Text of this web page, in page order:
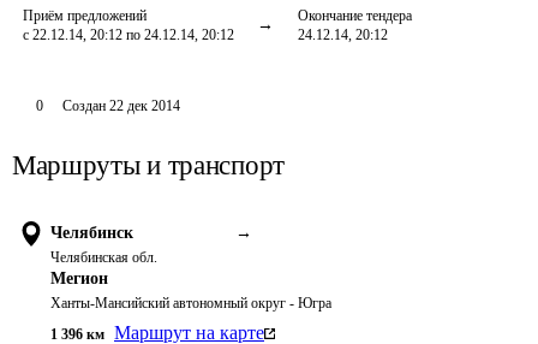
Приём предложений
с 22.12.14, 20:12 по 24.12.14, 20:12
Окончание тендера
24.12.14, 20:12
0 Создан 22 дек 2014
Маршруты и транспорт
Челябинск →
Челябинская обл.
Мегион
Ханты-Мансийский автономный округ - Югра
1 396 км Маршрут на карте